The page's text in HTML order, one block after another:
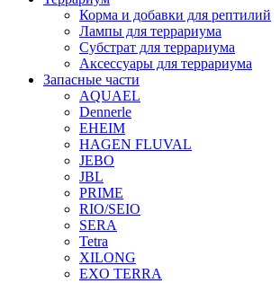
Корма и добавки для рептилий
Лампы для террариума
Субстрат для террариума
Аксессуары для террариума
Запасные части
AQUAEL
Dennerle
EHEIM
HAGEN FLUVAL
JEBO
JBL
PRIME
RIO/SEIO
SERA
Tetra
XILONG
EXO TERRA